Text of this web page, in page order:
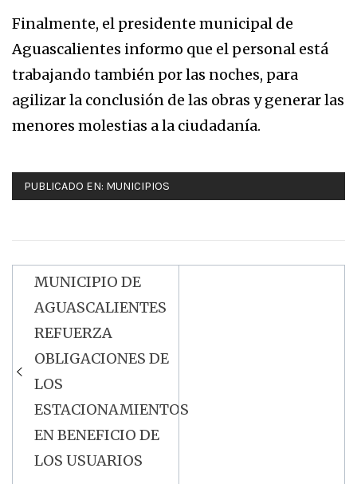
Finalmente, el presidente municipal de
Aguascalientes informo que el personal está
trabajando también por las noches, para
agilizar la conclusión de las obras y generar las
menores molestias a la ciudadanía.
PUBLICADO EN: MUNICIPIOS
Navegación
de
entradas
MUNICIPIO DE
AGUASCALIENTES
REFUERZA
OBLIGACIONES DE
LOS
ESTACIONAMIENTOS
EN BENEFICIO DE
LOS USUARIOS